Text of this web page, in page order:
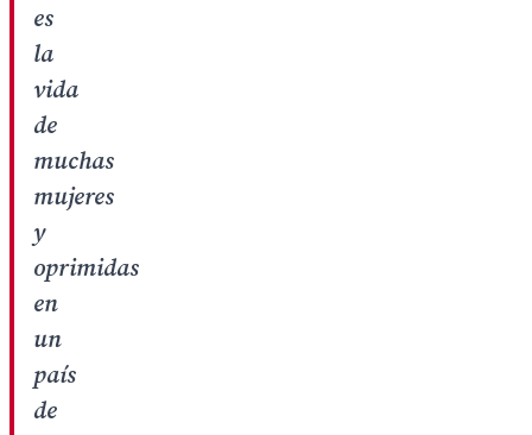
es
la
vida
de
muchas
mujeres
y
oprimidas
en
un
país
de